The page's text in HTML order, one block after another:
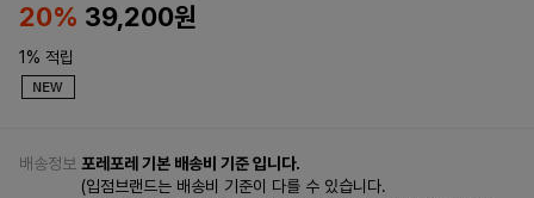
20% 39,200원
1% 적립
배송정보 포레포레 기본 배송비 기준 입니다.
(입점브랜드는 배송비 기준이 다를 수 있습니다.